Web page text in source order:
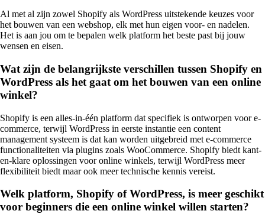
Al met al zijn zowel Shopify als WordPress uitstekende keuzes voor
het bouwen van een webshop, elk met hun eigen voor- en nadelen.
Het is aan jou om te bepalen welk platform het beste past bij jouw
wensen en eisen.
Wat zijn de belangrijkste verschillen tussen Shopify en
WordPress als het gaat om het bouwen van een online
winkel?
Shopify is een alles-in-één platform dat specifiek is ontworpen voor e-
commerce, terwijl WordPress in eerste instantie een content
management systeem is dat kan worden uitgebreid met e-commerce
functionaliteiten via plugins zoals WooCommerce. Shopify biedt kant-
en-klare oplossingen voor online winkels, terwijl WordPress meer
flexibiliteit biedt maar ook meer technische kennis vereist.
Welk platform, Shopify of WordPress, is meer geschikt
voor beginners die een online winkel willen starten?